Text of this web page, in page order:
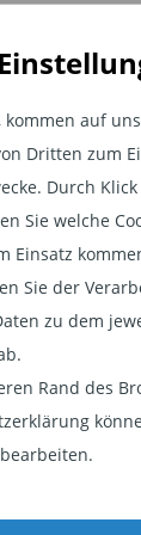
kommen auf
Dritten zum
Durch
Sie welche
Einsatz
Sie der
zu dem
Rand des
unseren
Fonds
aus der
. Dort
zu
Märkten und
Irankrieg
zehn
der
in
treiben
als
Portfolios.